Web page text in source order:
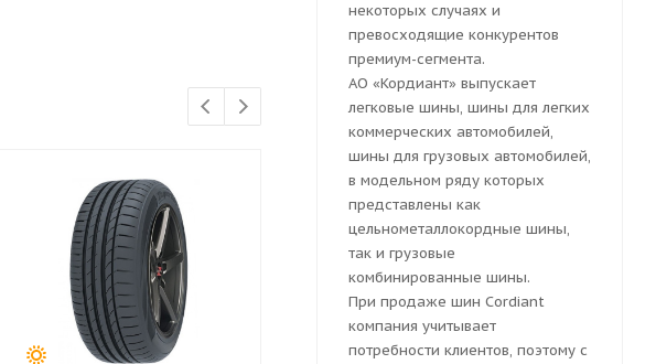
некоторых случаях и
превосходящие конкурентов
премиум-сегмента.
АО «Кордиант» выпускает
легковые шины, шины для легких
коммерческих автомобилей,
шины для грузовых автомобилей,
в модельном ряду которых
представлены как
цельнометаллокордные шины,
так и грузовые
комбинированные шины.
При продаже шин Cordiant
компания учитывает
потребности клиентов, поэтому с